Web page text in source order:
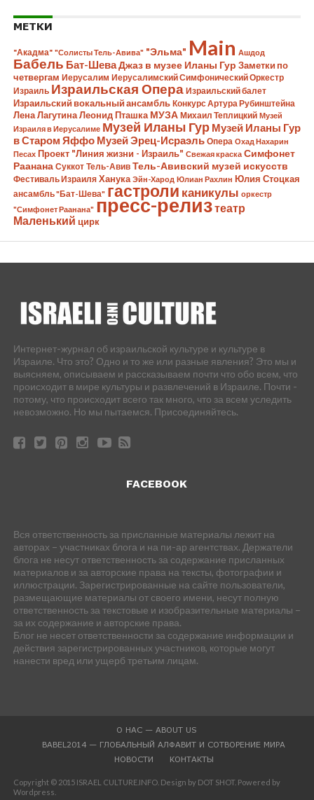
МЕТКИ
"Акадма" "Солисты Тель-Авива" "Эльма" Main Ашдод
Бабель Бат-ШеваДжаз в музее Иланы Гур Заметки по
четвергам Иерусалим Иерусалимский Симфонический Оркестр
Израиль Израильская Опера Израильский балет
Израильский вокальный ансамбль Конкурс Артура Рубинштейна
Лена Лагутина Леонид Пташка МУЗА Михаил Теплицкий Музей
Израиля в Иерусалиме Музей Иланы Гур Музей Иланы Гур
в Старом Яффо Музей Эрец-Исраэль Опера Охад Нахарин
Песах Проект "Линия жизни - Израиль" Свежая краска Симфонет
Раанана Суккот Тель-Авив Тель-Авивский музей искусств
Фестиваль Израиля Ханука Эйн-Харод Юлиан Рахлин Юлия Стоцкая
ансамбль "Бат-Шева" гастроли каникулы оркестр
"Симфонет Раанана" пресс-релизтеатр
Маленький цирк
Интернет-журнал об израильской культуре и культуре в
Израиле. Что это? Одно и то же или разные явления? Это мы и
выясняем, описываем и рассказываем почти что обо всем, что
происходит в мире культуры и развлечений в Израиле. Почти -
потому, что происходит всего так много, что за всем уследить
невозможно. Но мы пытаемся. Присоединяйтесь.
FACEBOOK
Вся ответственность за присланные материалы лежит на
авторах – участниках блога и на пи-ар агентствах. Держатели
блога не несут ответственность за содержание присланных
материалов и за авторские права на тексты, фотографии и
иллюстрации. Зарегистрированные на сайте пользователи,
размещающие материалы от своего имени, несут полную
ответственность за текстовые и изобразительные материалы –
за их содержание и авторские права.
Блог не несет ответственности за содержание информации и
действия зарегистрированных участников, которые могут
нанести вред или ущерб третьим лицам.
О НАС — ABOUT US
BABEL2014 — ГЛОБАЛЬНЫЙ АЛФАВИТ И СОТВОРЕНИЕ МИРА
НОВОСТИ
КОНТАКТЫ
Copyright © 2015 ISRAEL CULTURE.INFO. Design by DOT SHOT. Powered by
Wordpress.